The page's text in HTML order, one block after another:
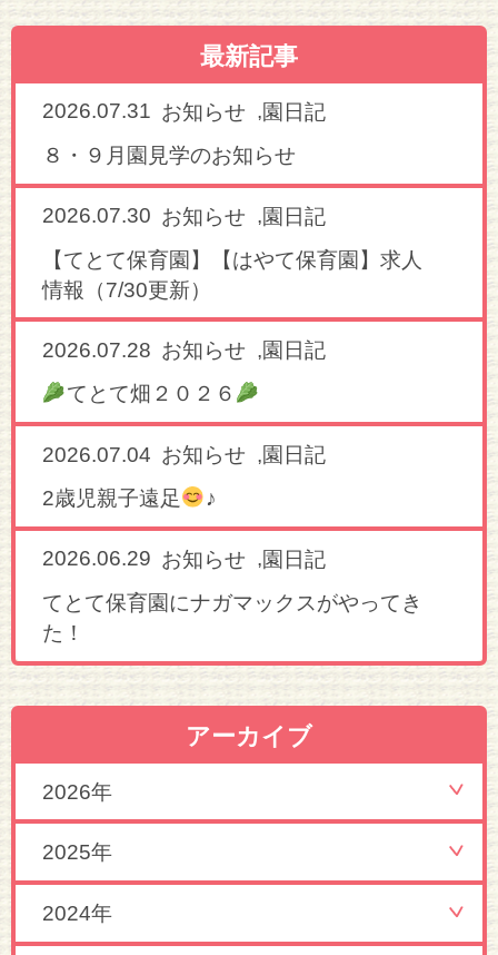
最新記事
2026.07.31 お知らせ ,園日記
８・９月園見学のお知らせ
2026.07.30 お知らせ ,園日記
【てとて保育園】【はやて保育園】求人
情報（7/30更新）
2026.07.28 お知らせ ,園日記
てとて畑２０２６
2026.07.04 お知らせ ,園日記
2歳児親子遠足
♪
2026.06.29 お知らせ ,園日記
てとて保育園にナガマックスがやってき
た！
アーカイブ
2026年
2025年
2024年